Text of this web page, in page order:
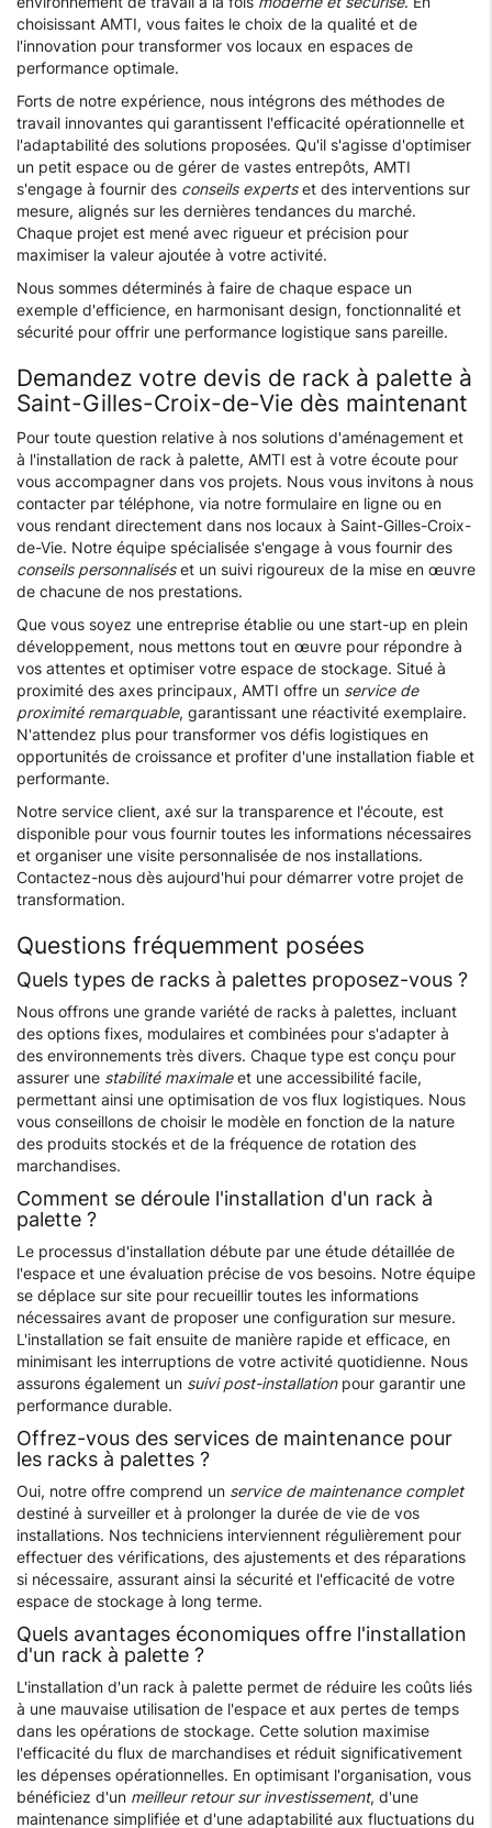
choisissant AMTI, vous faites le choix de la qualité et de
l'innovation pour transformer vos locaux en espaces de
performance optimale.
Forts de notre expérience, nous intégrons des méthodes de
travail innovantes qui garantissent l'efficacité opérationnelle et
l'adaptabilité des solutions proposées. Qu'il s'agisse d'optimiser
un petit espace ou de gérer de vastes entrepôts, AMTI
s'engage à fournir des conseils expertset des interventions sur
mesure, alignés sur les dernières tendances du marché.
Chaque projet est mené avec rigueur et précision pour
maximiser la valeur ajoutée à votre activité.
Nous sommes déterminés à faire de chaque espace un
exemple d'efficience, en harmonisant design, fonctionnalité et
sécurité pour offrir une performance logistique sans pareille.
Demandez votre devis de rack à palette à
Saint-Gilles-Croix-de-Vie dès maintenant
Pour toute question relative à nos solutions d'aménagement et
à l'installation de rack à palette, AMTI est à votre écoute pour
vous accompagner dans vos projets. Nous vous invitons à nous
contacter par téléphone, via notre formulaire en ligne ou en
vous rendant directement dans nos locaux à Saint-Gilles-Croix-
de-Vie. Notre équipe spécialisée s'engage à vous fournir des
conseils personnaliséset un suivi rigoureux de la mise en œuvre
de chacune de nos prestations.
Que vous soyez une entreprise établie ou une start-up en plein
développement, nous mettons tout en œuvre pour répondre à
vos attentes et optimiser votre espace de stockage. Situé à
proximité des axes principaux, AMTI offre un service de
proximité remarquable, garantissant une réactivité exemplaire.
N'attendez plus pour transformer vos défis logistiques en
opportunités de croissance et profiter d'une installation fiable et
performante.
Notre service client, axé sur la transparence et l'écoute, est
disponible pour vous fournir toutes les informations nécessaires
et organiser une visite personnalisée de nos installations.
Contactez-nous dès aujourd'hui pour démarrer votre projet de
transformation.
Questions fréquemment posées
Quels types de racks à palettes proposez-vous ?
Nous offrons une grande variété de racks à palettes, incluant
des options fixes, modulaires et combinées pour s'adapter à
des environnements très divers. Chaque type est conçu pour
assurer une stabilité maximaleet une accessibilité facile,
permettant ainsi une optimisation de vos flux logistiques. Nous
vous conseillons de choisir le modèle en fonction de la nature
des produits stockés et de la fréquence de rotation des
marchandises.
Comment se déroule l'installation d'un rack à
palette ?
Le processus d'installation débute par une étude détaillée de
l'espace et une évaluation précise de vos besoins. Notre équipe
se déplace sur site pour recueillir toutes les informations
nécessaires avant de proposer une configuration sur mesure.
L'installation se fait ensuite de manière rapide et efficace, en
minimisant les interruptions de votre activité quotidienne. Nous
assurons également un suivi post-installationpour garantir une
performance durable.
Offrez-vous des services de maintenance pour
les racks à palettes ?
Oui, notre offre comprend un service de maintenance complet
destiné à surveiller et à prolonger la durée de vie de vos
installations. Nos techniciens interviennent régulièrement pour
effectuer des vérifications, des ajustements et des réparations
si nécessaire, assurant ainsi la sécurité et l'efficacité de votre
espace de stockage à long terme.
Quels avantages économiques offre l'installation
d'un rack à palette ?
L'installation d'un rack à palette permet de réduire les coûts liés
à une mauvaise utilisation de l'espace et aux pertes de temps
dans les opérations de stockage. Cette solution maximise
l'efficacité du flux de marchandises et réduit significativement
les dépenses opérationnelles. En optimisant l'organisation, vous
bénéficiez d'un meilleur retour sur investissement, d'une
maintenance simplifiée et d'une adaptabilité aux fluctuations du